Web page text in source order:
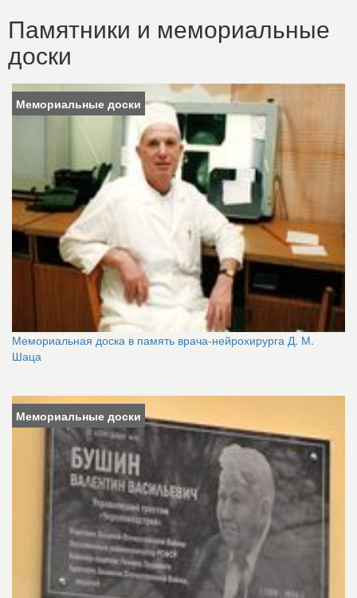
Памятники и мемориальные
доски
Мемориальные доски
Мемориальная доска в память врача-нейрохирурга Д. М.
Шаца
Мемориальные доски